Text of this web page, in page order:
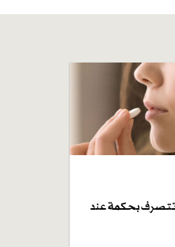
تتصرف بحكمة عند